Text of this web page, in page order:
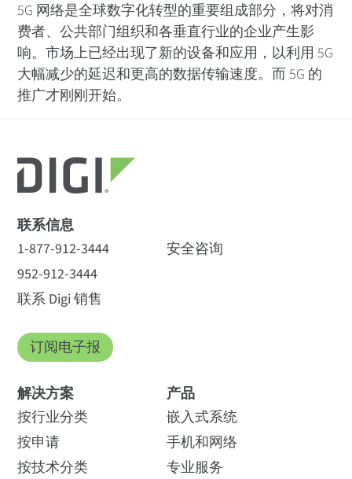
5G 网络是全球数字化转型的重要组成部分，将对消
费者、公共部门组织和各垂直行业的企业产生影
响。市场上已经出现了新的设备和应用，以利用 5G
大幅减少的延迟和更高的数据传输速度。而 5G 的
推广才刚刚开始。
联系信息
1-877-912-3444
952-912-3444
联系 Digi 销售
安全咨询
订阅电子报
解决方案
按行业分类
按申请
按技术分类
产品
嵌入式系统
手机和网络
专业服务